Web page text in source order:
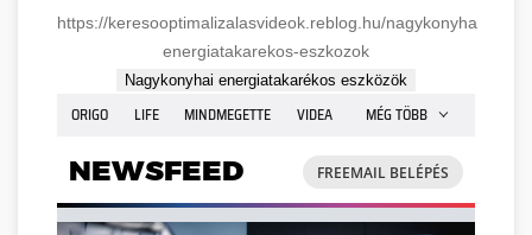
https://keresooptimalizalasvideok.reblog.hu/nagykonyhai-
energiatakarekos-eszkozok
Nagykonyhai energiatakarékos eszközök